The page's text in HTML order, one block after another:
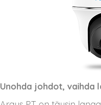
Unohda johdot, vaihda